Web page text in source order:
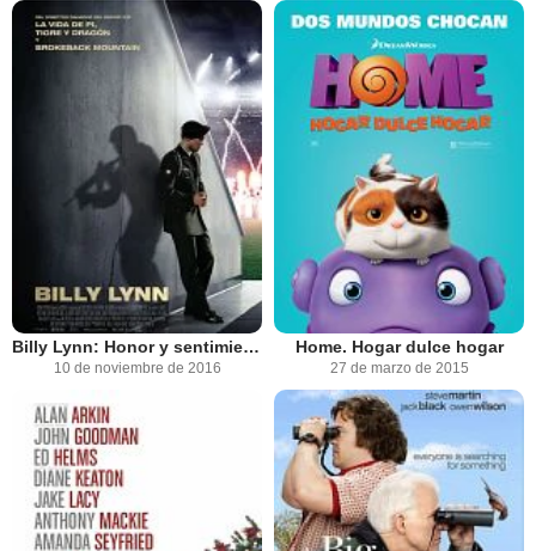
Billy Lynn: Honor y sentimiento
10 de noviembre de 2016
Home. Hogar dulce hogar
27 de marzo de 2015